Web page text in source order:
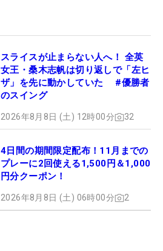
スライスが止まらない人へ！ 全英
女王・桑木志帆は切り返しで「左ヒ
ザ」を先に動かしていた #優勝者
のスイング
2026年8月8日 (土) 12時00分 32
4日間の期間限定配布！11月までの
プレーに2回使える1,500円＆1,000
円分クーポン！
2026年8月8日 (土) 06時00分 2